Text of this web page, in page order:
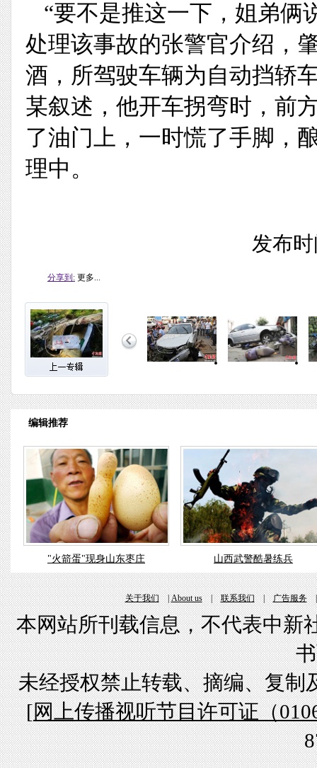
“要不是推这一下，姐弟俩
处理该事故的张警官介绍，
酒，所驾驶车辆为自动挡轿
某叙述，他开车拐弯时，前
了油门上，一时慌了手脚，
理中。
发布
分享到: 更多...
编辑推荐
"火箭蛋"现身山东枣庄 山西武警酷暑练兵
关于我们|About us|联系我们|广告服务
本网站所刊载信息，不代表中新
未经授权禁止转载、摘编、复制
[网上传播视听节目许可证（